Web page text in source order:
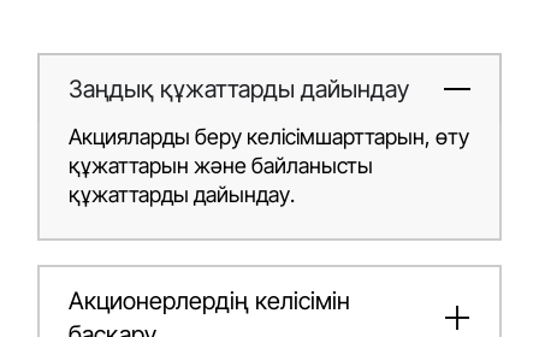
Заңдық құжаттарды дайындау
Акцияларды беру келісімшарттарын, өту
құжаттарын және байланысты
құжаттарды дайындау.
Акционерлердің келісімін